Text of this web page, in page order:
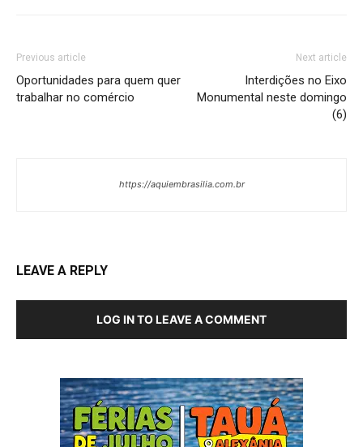
Previous article
Oportunidades para quem quer
trabalhar no comércio
Next article
Interdições no Eixo
Monumental neste domingo
(6)
https://aquiembrasilia.com.br
LEAVE A REPLY
LOG IN TO LEAVE A COMMENT